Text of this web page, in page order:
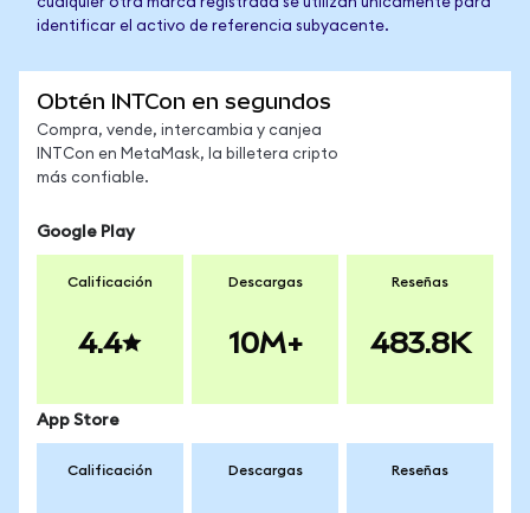
identificar el activo de referencia subyacente.
Obtén INTCon en segundos
Compra, vende, intercambia y canjea
INTCon en MetaMask, la billetera cripto
más confiable.
Google Play
Calificación
4.4
Descargas
10M+
Reseñas
483.8K
App Store
Calificación Descargas Reseñas